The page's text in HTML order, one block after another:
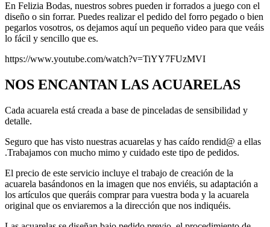
En Felizia Bodas, nuestros sobres pueden ir forrados a juego con el
diseño o sin forrar. Puedes realizar el pedido del forro pegado o bien
pegarlos vosotros, os dejamos aquí un pequeño video para que veáis
lo fácil y sencillo que es.
https://www.youtube.com/watch?v=TiYY7FUzMVI
NOS ENCANTAN LAS ACUARELAS
Cada acuarela está creada a base de pinceladas de sensibilidad y
detalle.
Seguro que has visto nuestras acuarelas y has caído rendid@ a ellas
.Trabajamos con mucho mimo y cuidado este tipo de pedidos.
El precio de este servicio incluye el trabajo de creación de la
acuarela basándonos en la imagen que nos enviéis, su adaptación a
los artículos que queráis comprar para vuestra boda y la acuarela
original que os enviaremos a la dirección que nos indiquéis.